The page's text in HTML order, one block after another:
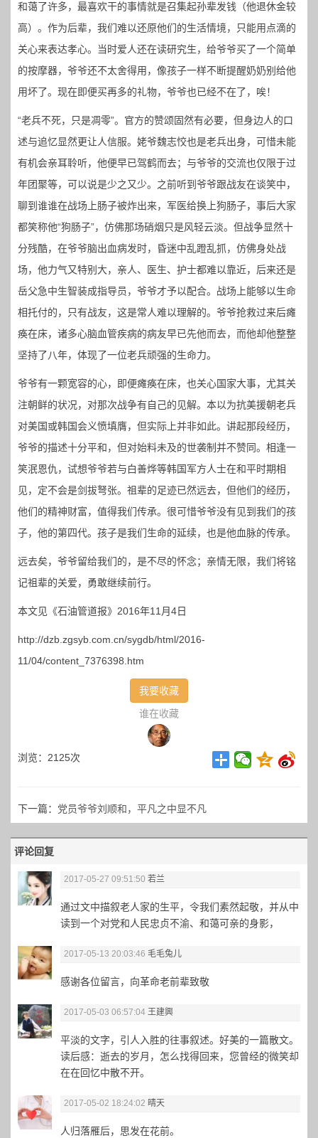
和蔼了许多，最喜欢干的事情就是召集起孙辈发钱（他退休金较
高）。作为后辈，我们难以还原他们的生活情境，只能用点滴的
关心来表达孝心。当时爱人还在读研究生，给爷爷买了一个简单
的按摩器，爷爷还不太舍得用，像孩子一样不断提醒奶奶别给他
用坏了。现在即便买再多的礼物，爷爷也已经不在了，唉！
“老兵不死，只是凋零”。官方的赞颂固然有必要，但身边人的口
述与追忆显然更让人信服。姥爷魏志恔也是老兵出身，可惜未能
有机会亲耳聆听，他便早已驾鹤而去；与爷爷的交流也仅限于过
年团聚等，可以说是少之又少。之前听到爷爷跟战友在谈笑中，
聊到谁谁在战场上肠子被炸出来，军医给换上狗肠子，事后大家
都笑称他“狗肠子”，仿佛那场硝烟只是风轻云淡。但战争显然十
分残酷，在爷爷脑出血病发时，昏迷中乱蹬乱抓，仿佛身处战
场，他力气又特别大，亲人、医生、护士都难以靠近，后来还是
岳父急中生智装成指导员，爷爷才予以配合。战场上能够以生命
相托付的，只有战友，这是常人难以理解的。爷爷抢救过来后瘫
痪在床，诸多心脑血管疾病的病友早已先他而去，而他却他整整
坚持了八年，体现了一位老兵顽强的生命力。
爷爷有一颗宽容的心，即便瘫痪在床，也关心国家大事，尤其关
注朝鲜的状况，对那次战争有自己的见解。本以为抗美援朝老兵
对美国或韩国会义愤填膺，但实际上并非如此。讲起那段经历，
爷爷的描述十分平和，但对始料未及的世袭制并不赞同。相逢一
笑泯恩仇，试想爷爷若与白善烨等韩国军方人士在和平时期相
见，定不会是剑拔弩张。祖辈的足迹已然远去，但他们的经历，
他们的精神财富，值得我们传承。很可惜爷爷没有见到我们的孩
子，他的第四代。孩子是我们生命的延续，也是他血脉的传承。
远去矣，爷爷留给我们的，是不尽的怀念；亲情无限，我们将铭
记祖辈的关爱，勇敢继续前行。
本文见《石油管道报》2016年11月4日
http://dzb.zgsyb.com.cn/sygdb/html/2016-
11/04/content_7376398.htm
我要收藏
谁在收藏
浏览：2125次
下一篇： 党员爷爷刘顺和，平凡之中显不凡
评论回复
2017-05-27 09:51:50 若兰
通过文中描叙老人家的生平，令我们素然起敬，并从中
读到一个对党和人民忠贞不渝、和蔼可亲的身影，
2017-05-13 20:03:46 毛毛兔儿
感谢各位留言，向革命老前辈致敬
2017-05-03 06:57:04 王建興
平淡的文字，引人入胜的往事叙述。好美的一篇散文。
读后感：逝去的岁月，怎么找得回来，您曾经的微笑却
在在回忆中散不开。
2017-05-02 18:24:02 晴天
人归落雁后，思发在花前。